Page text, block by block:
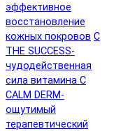
эффективное
восстановление
кожных покровов C
THE SUCCESS-
чудодейственная
сила витамина C
CALM DERM-
ощутимый
терапевтический